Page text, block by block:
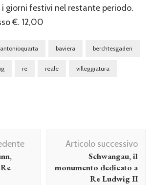
giorni festivi nel restante periodo.
€. 12,00
antonioquarta baviera berchtesgaden
re reale villeggiatura
Articolo successivo
Schwangau, il
monumento dedicato a
Re Ludwig II